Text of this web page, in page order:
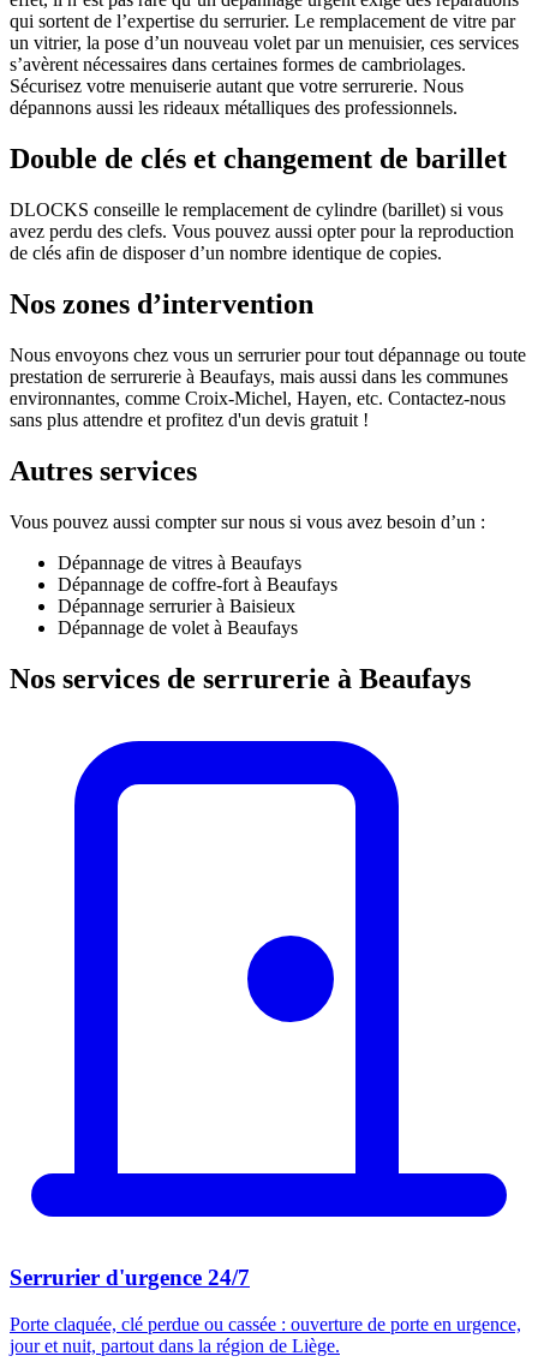
qui sortent de l’expertise du serrurier. Le remplacement de vitre par
un vitrier, la pose d’un nouveau volet par un menuisier, ces services
s’avèrent nécessaires dans certaines formes de cambriolages.
Sécurisez votre menuiserie autant que votre serrurerie. Nous
dépannons aussi les rideaux métalliques des professionnels.
Double de clés et changement de barillet
DLOCKS conseille le remplacement de cylindre (barillet) si vous
avez perdu des clefs. Vous pouvez aussi opter pour la reproduction
de clés afin de disposer d’un nombre identique de copies.
Nos zones d’intervention
Nous envoyons chez vous un serrurier pour tout dépannage ou toute
prestation de serrurerie à Beaufays, mais aussi dans les communes
environnantes, comme Croix-Michel, Hayen, etc. Contactez-nous
sans plus attendre et profitez d'un devis gratuit !
Autres services
Vous pouvez aussi compter sur nous si vous avez besoin d’un :
Dépannage de vitres à Beaufays
Dépannage de coffre-fort à Beaufays
Dépannage serrurier à Baisieux
Dépannage de volet à Beaufays
Nos services de serrurerie à Beaufays
Serrurier d'urgence 24/7
Porte claquée, clé perdue ou cassée : ouverture de porte en urgence,
jour et nuit, partout dans la région de Liège.